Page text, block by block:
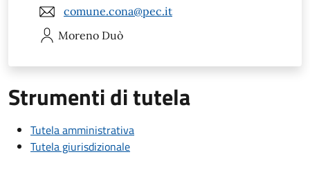
comune.cona@pec.it
Moreno Duò
Strumenti di tutela
Tutela amministrativa
Tutela giurisdizionale